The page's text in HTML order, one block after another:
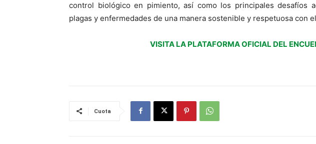
control biológico en pimiento, así como los principales desafíos
plagas y enfermedades de una manera sostenible y respetuosa con
VISITA LA PLATAFORMA OFICIAL DEL
Cuota